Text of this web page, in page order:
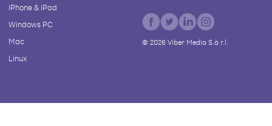
iPhone & iPad
Windows PC
Mac
Linux
© 2026Viber Media S.à r.l.